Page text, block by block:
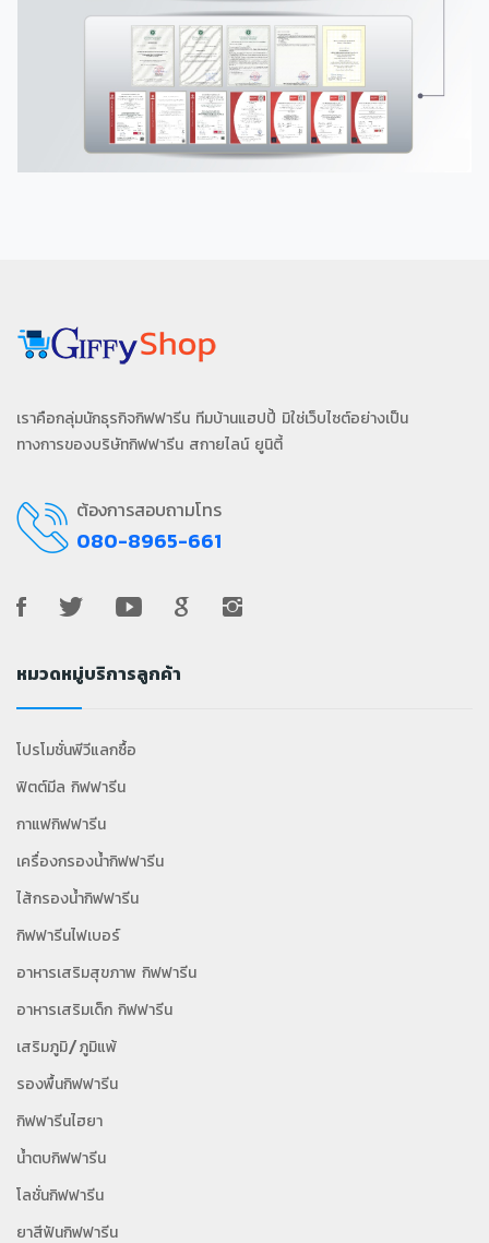
เราคือกลุ่มนักธุรกิจกิฟฟารีน ทีมบ้านแฮปปี้ มิใช่เว็บไซต์อย่างเป็น
ทางการของบริษัทกิฟฟารีน สกายไลน์ ยูนิตี้
ต้องการสอบถามโทร
080-8965-661
หมวดหมู่บริการลูกค้า
โปรโมชั่นพีวีแลกซื้อ
ฟิตต์มีล กิฟฟารีน
กาแฟกิฟฟารีน
เครื่องกรองน้ำกิฟฟารีน
ไส้กรองน้ำกิฟฟารีน
กิฟฟารีนไฟเบอร์
อาหารเสริมสุขภาพ กิฟฟารีน
อาหารเสริมเด็ก กิฟฟารีน
เสริมภูมิ/ภูมิแพ้
รองพื้นกิฟฟารีน
กิฟฟารีนไฮยา
น้ำตบกิฟฟารีน
โลชั่นกิฟฟารีน
ยาสีฟันกิฟฟารีน